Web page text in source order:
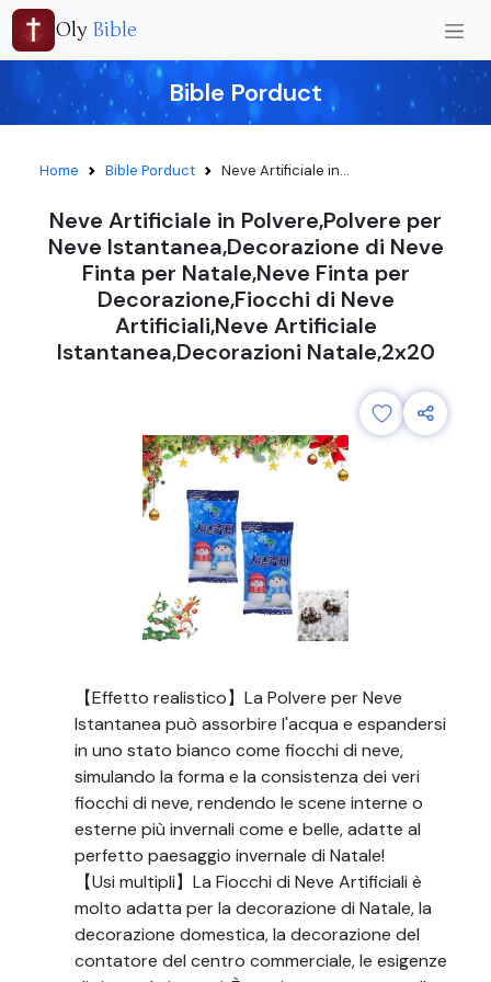
Oly Bible
Bible Porduct
Home Bible Porduct Neve Artificiale in...
Neve Artificiale in Polvere,Polvere per
Neve Istantanea,Decorazione di Neve
Finta per Natale,Neve Finta per
Decorazione,Fiocchi di Neve
Artificiali,Neve Artificiale
Istantanea,Decorazioni Natale,2x20
【Effetto realistico】La Polvere per Neve
Istantanea può assorbire l'acqua e espandersi
in uno stato bianco come fiocchi di neve,
simulando la forma e la consistenza dei veri
fiocchi di neve, rendendo le scene interne o
esterne più invernali come e belle, adatte al
perfetto paesaggio invernale di Natale!
【Usi multipli】La Fiocchi di Neve Artificiali è
molto adatta per la decorazione di Natale, la
decorazione domestica, la decorazione del
contatore del centro commerciale, le esigenze